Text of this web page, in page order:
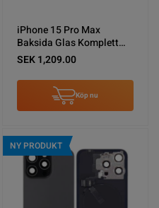
iPhone 15 Pro Max
Baksida Glas Komplett
OEM - Naturalig Titan
SEK 1,209.00
Köp nu
NY PRODUKT